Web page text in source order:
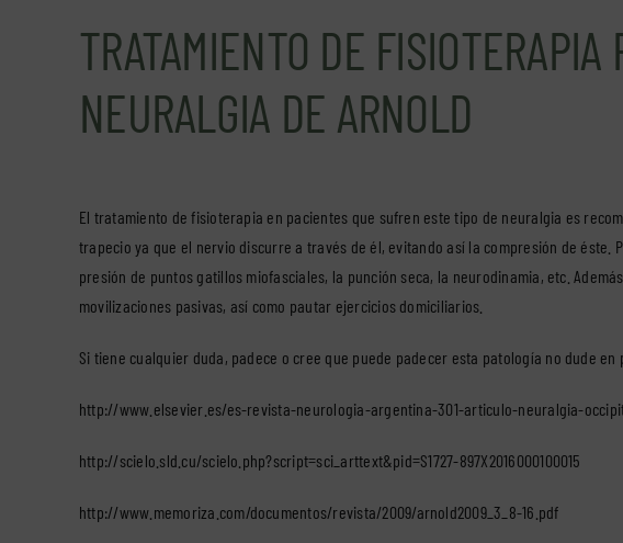
TRATAMIENTO DE FISIOTERAPIA
NEURALGIA DE ARNOLD
El tratamiento de fisioterapia en pacientes que sufren este tipo de neuralgia es
trapecio ya que el nervio discurre a través de él, evitando así la compresión de
presión de puntos gatillos miofasciales, la punción seca, la neurodinamia, etc.
movilizaciones pasivas, así como pautar ejercicios domiciliarios.
Si tiene cualquier duda, padece o cree que puede padecer esta patología no dude en
http://www.elsevier.es/es-revista-neurologia-argentina-301-articulo-neuralgia-
http://scielo.sld.cu/scielo.php?script=sci_arttext&pid=S1727-897X2016000100015
http://www.memoriza.com/documentos/revista/2009/arnold2009_3_8-16.pdf